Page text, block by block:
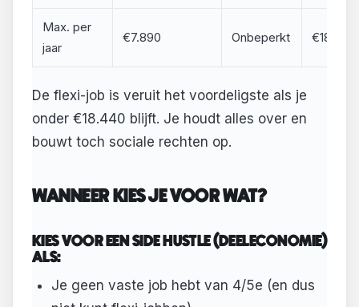
Max. per
jaar
€7.890 Onbeperkt €18.440
De flexi-job is veruit het voordeligste als je
onder €18.440 blijft. Je houdt alles over en
bouwt toch sociale rechten op.
WANNEER KIES JE VOOR WAT?
KIES VOOR EEN SIDE HUSTLE (DEELECONOMIE)
ALS:
Je geen vaste job hebt van 4/5e (en dus